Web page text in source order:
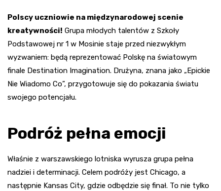
Polscy uczniowie na międzynarodowej scenie
kreatywności! Grupa młodych talentów z Szkoły
Podstawowej nr 1 w Mosinie staje przed niezwykłym
wyzwaniem: będą reprezentować Polskę na światowym
finale Destination Imagination. Drużyna, znana jako „Epickie
Nie Wiadomo Co”, przygotowuje się do pokazania światu
swojego potencjału.
Podróż pełna emocji
Właśnie z warszawskiego lotniska wyrusza grupa pełna
nadziei i determinacji. Celem podróży jest Chicago, a
następnie Kansas City, gdzie odbędzie się finał. To nie tylko